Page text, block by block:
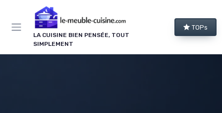
LA CUISINE BIEN PENSÉE, TOUT
SIMPLEMENT
TOPs
Panneau de gestion des cookies